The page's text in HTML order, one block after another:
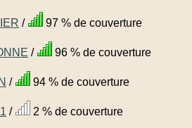
/ 97 % de couverture
/ 96 % de couverture
/ 94 % de couverture
/
2 % de couverture